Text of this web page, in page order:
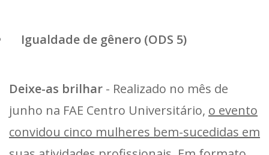
Igualdade de gênero (ODS 5)
Deixe-as brilhar - Realizado no mês de
junho na FAE Centro Universitário, o evento
convidou cinco mulheres bem-sucedidas em